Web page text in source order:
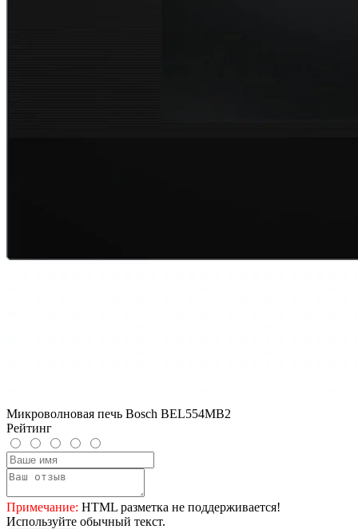
Микроволновая печь Bosch BEL554MB2
Рейтинг
Примечание: HTML разметка не поддерживается!
Используйте обычный текст.